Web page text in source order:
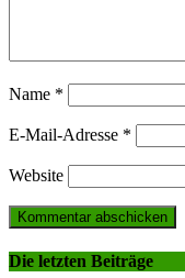
Name *
E-Mail-Adresse *
Website
Die letzten Beiträge